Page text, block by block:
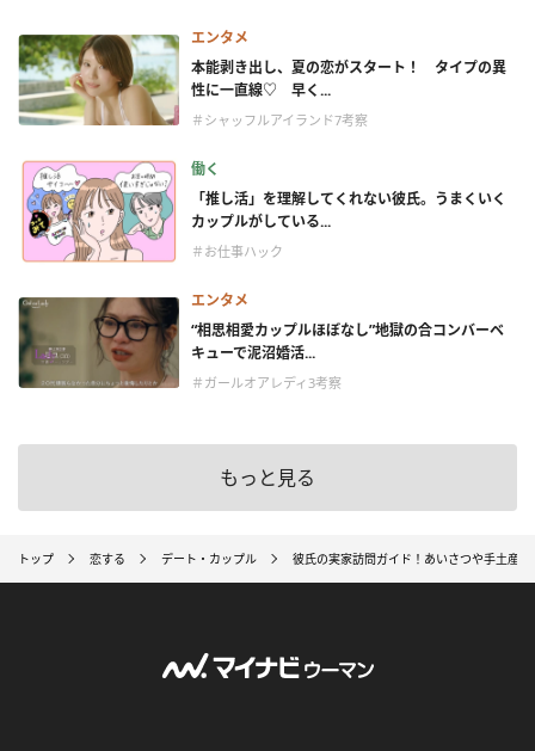
エンタメ
本能剥き出し、夏の恋がスタート！ タイプの異
性に一直線♡ 早く...
＃シャッフルアイランド7考察
働く
「推し活」を理解してくれない彼氏。うまくいく
カップルがしている...
＃お仕事ハック
エンタメ
“相思相愛カップルほぼなし”地獄の合コンバーベ
キューで泥沼婚活...
＃ガールオアレディ3考察
もっと見る
トップ 恋する デート・カップル 彼氏の実家訪問ガイド！あいさつや手土産